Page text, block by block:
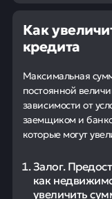
Как
кредита
Максимальная
постоянной
зависимости от
заемщиком и
которые могут
Залог.
как
увеличить